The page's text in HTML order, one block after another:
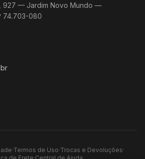
927 — Jardim Novo Mundo —
74.703-080
·Termos de Uso·Trocas e Devoluções·